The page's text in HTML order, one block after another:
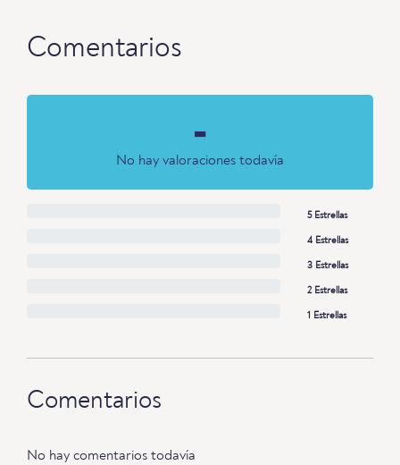
Comentarios
-
No hay valoraciones todavía
5 Estrellas
4 Estrellas
3 Estrellas
2 Estrellas
1 Estrellas
Comentarios
No hay comentarios todavía